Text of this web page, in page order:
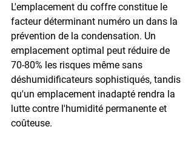
L'emplacement du coffre constitue le
facteur déterminant numéro un dans la
prévention de la condensation. Un
emplacement optimal peut réduire de
70-80% les risques même sans
déshumidificateurs sophistiqués, tandis
qu'un emplacement inadapté rendra la
lutte contre l'humidité permanente et
coûteuse.